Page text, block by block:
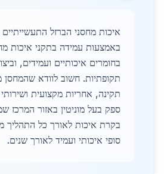
איכות מחסני הברזל
באמצעות עמידה בתקני איכות
בחומרים איכותיים ועמידים,
תקופתיות. חשוב לוודא שהמחסן
תקינה, אחריות מקצועית
ספק בעל מוניטין באזור המרכז
בקרת איכות לאורך כל התהליך
סופי איכותי ועמיד לאורך שנים.